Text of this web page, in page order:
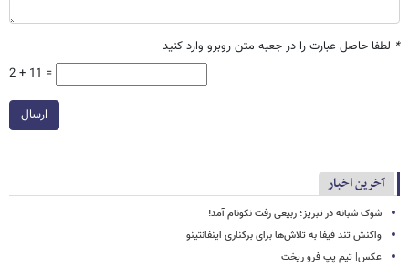
* لطفا حاصل عبارت را در جعبه متن روبرو وارد کنید
2 + 11 =
ارسال
آخرین اخبار
شوک شبانه در تبریز؛ ربیعی رفت نکونام آمد!
واکنش تند فیفا به تلاش‌ها برای برکناری اینفانتینو
عکس| تیم پپ فرو ریخت